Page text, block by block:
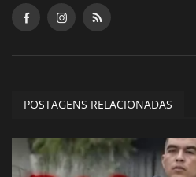
POSTAGENS RELACIONADAS